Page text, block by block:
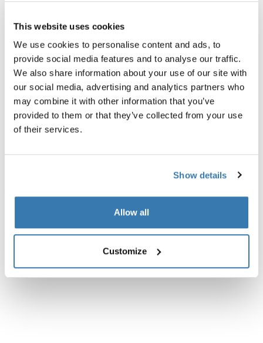
This website uses cookies
We use cookies to personalise content and ads, to
provide social media features and to analyse our traffic.
We also share information about your use of our site with
our social media, advertising and analytics partners who
may combine it with other information that you’ve
provided to them or that they’ve collected from your use
of their services.
Show details
Allow all
Customize
Toggle overview
Beoordelingen